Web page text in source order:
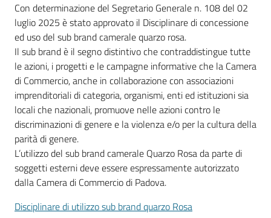
Promuovere
Impresa
e
territorio
Tutelare
Impresa
e
Consumatore
Con determinazione del Segretario Generale n. 108 del 02
luglio 2025 è stato approvato il Disciplinare di concessione
ed uso del sub brand camerale quarzo rosa.
Il sub brand è il segno distintivo che contraddistingue tutte
le azioni, i progetti e le campagne informative che la Camera
di Commercio, anche in collaborazione con associazioni
imprenditoriali di categoria, organismi, enti ed istituzioni sia
locali che nazionali, promuove nelle azioni contro le
discriminazioni di genere e la violenza e/o per la cultura della
parità di genere.
L’utilizzo del sub brand camerale Quarzo Rosa da parte di
soggetti esterni deve essere espressamente autorizzato
dalla Camera di Commercio di Padova.
Disciplinare di utilizzo sub brand quarzo Rosa